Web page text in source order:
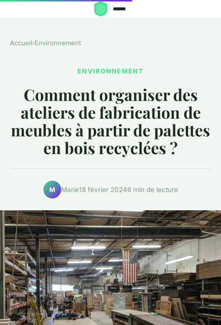
Accueil›Environnement
ENVIRONNEMENT
Comment organiser des
ateliers de fabrication de
meubles à partir de palettes
en bois recyclées ?
M Marie18 février 20246 min de lecture